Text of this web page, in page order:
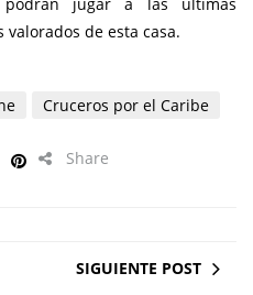
valorados de esta casa.
Cruceros por el Caribe
Share
SIGUIENTE POST